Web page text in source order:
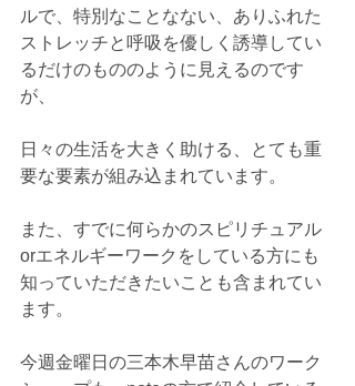
ルで、特別なことなない、ありふれた
ストレッチと呼吸を優しく誘導してい
るだけのもののように見えるのです
が、
日々の生活を大きく助ける、とても重
要な要素が組み込まれています。
また、すでに何らかのスピリチュアル
orエネルギーワークをしている方にも
知っていただきたいことも含まれてい
ます。
今週金曜日の三本木早苗さんのワーク